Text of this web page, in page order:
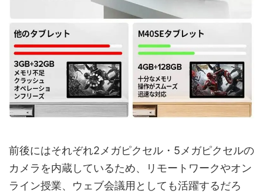
前後にはそれぞれ2メガピクセル・5メガピクセルの
カメラを内蔵しているため、リモートワークやオン
ライン授業、ウェブ会議用としても活躍するだろ